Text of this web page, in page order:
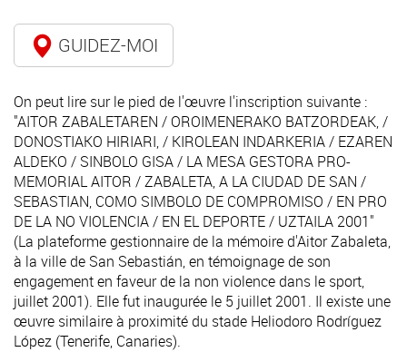
GUIDEZ-MOI
On peut lire sur le pied de l'œuvre l'inscription suivante :
"AITOR ZABALETAREN / OROIMENERAKO BATZORDEAK, /
DONOSTIAKO HIRIARI, / KIROLEAN INDARKERIA / EZAREN
ALDEKO / SINBOLO GISA / LA MESA GESTORA PRO-
MEMORIAL AITOR / ZABALETA, A LA CIUDAD DE SAN /
SEBASTIAN, COMO SIMBOLO DE COMPROMISO / EN PRO
DE LA NO VIOLENCIA / EN EL DEPORTE / UZTAILA 2001"
(La plateforme gestionnaire de la mémoire d'Aitor Zabaleta,
à la ville de San Sebastián, en témoignage de son
engagement en faveur de la non violence dans le sport,
juillet 2001). Elle fut inaugurée le 5 juillet 2001. Il existe une
œuvre similaire à proximité du stade Heliodoro Rodríguez
López (Tenerife, Canaries).